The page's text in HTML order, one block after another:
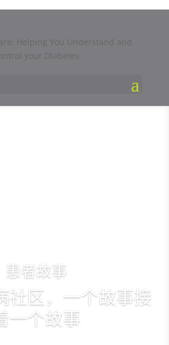
患者故事
社区，一个故事接
一个故事